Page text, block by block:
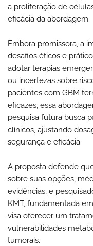
a proliferação de
eficácia da abordagem.
Embora promissora, a
desafios éticos e
adotar terapias
ou incertezas sobre
pacientes com GBM
eficazes, essa
pesquisa futura busca
clínicos, ajustando
segurança e eficácia.
A proposta defende
sobre suas opções,
evidências, e
KMT, fundamentada
visa oferecer um
vulnerabilidades
tumorais.